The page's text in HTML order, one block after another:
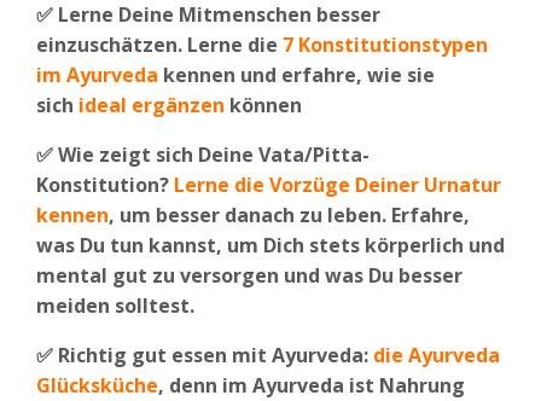
✅ Lerne Deine Mitmenschen besser
einzuschätzen. Lerne die 7 Konstitutionstypen
im Ayurveda kennen und erfahre, wie sie
sich ideal ergänzen können
✅Wie zeigt sich Deine Vata/Pitta-
Konstitution? Lerne die Vorzüge Deiner Urnatur
kennen, um besser danach zu leben. Erfahre,
was Du tun kannst, um Dich stets körperlich und
mental gut zu versorgen und was Du besser
meiden solltest.
✅ Richtig gut essen mit Ayurveda: die Ayurveda
Glücksküche, denn im Ayurveda ist Nahrung